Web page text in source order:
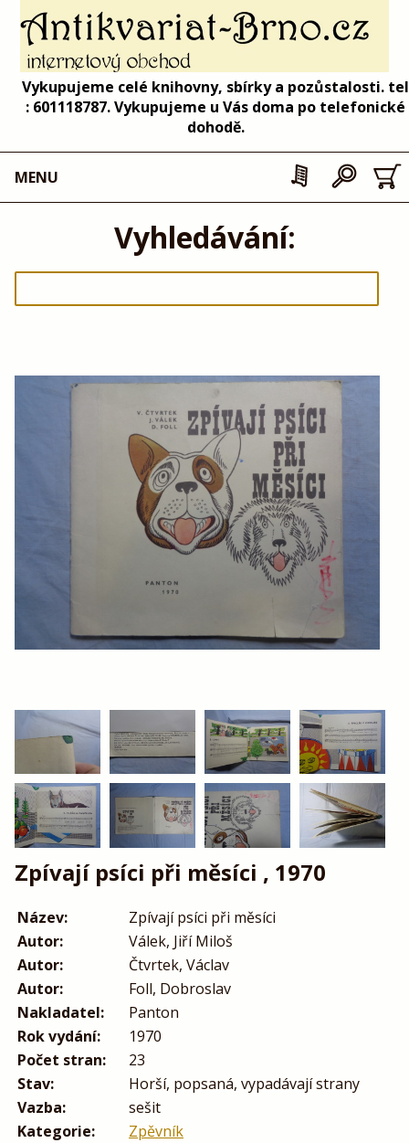
Vykupujeme celé knihovny, sbírky a pozůstalosti. tel
: 601118787. Vykupujeme u Vás doma po telefonické
dohodě.
MENU
Vyhledávání:
Zpívají psíci při měsíci , 1970
Název:
Zpívají psíci při měsíci
Autor:
Válek, Jiří Miloš
Autor:
Čtvrtek, Václav
Autor:
Foll, Dobroslav
Nakladatel:
Panton
Rok vydání:
1970
Počet stran:
23
Stav:
Horší, popsaná, vypadávají strany
Vazba:
sešit
Kategorie:
Zpěvník